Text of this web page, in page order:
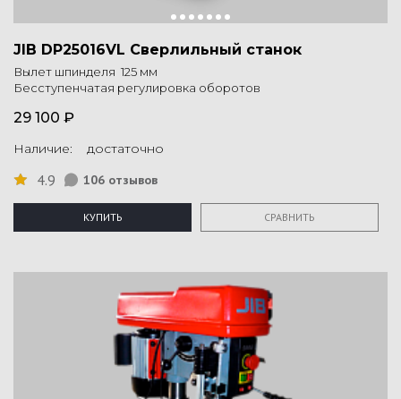
JIB DP25016VL Сверлильный станок
Вылет шпинделя 125 мм
Бесступенчатая регулировка оборотов
29 100 ₽
Наличие: достаточно
4.9 106 отзывов
КУПИТЬ СРАВНИТЬ